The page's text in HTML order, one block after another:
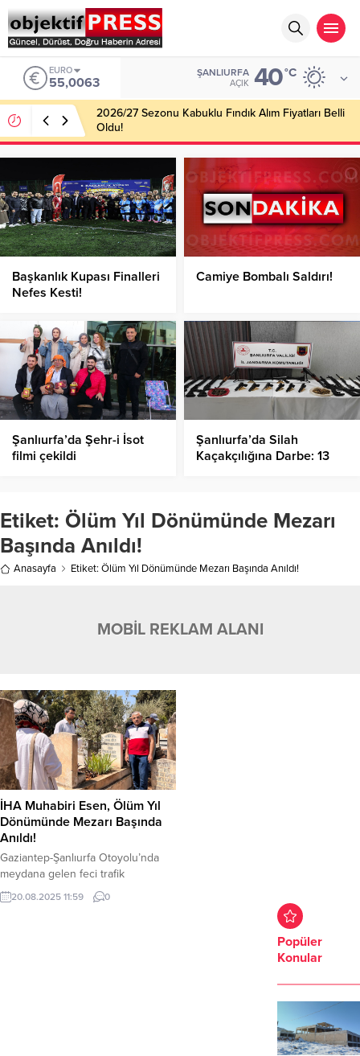
EURO
55,0063
ŞANLIURFA
AÇIK 40°C
2026/27 Sezonu Kabuklu Fındık Alım Fiyatları Belli
Oldu!
Başkanlık Kupası Finalleri
Nefes Kesti!
Camiye Bombalı Saldırı!
Şanlıurfa’da Şehr-i İsot
filmi çekildi
Şanlıurfa’da Silah
Kaçakçılığına Darbe: 13
Etiket: Ölüm Yıl Dönümünde Mezarı
Başında Anıldı!
Anasayfa Etiket: Ölüm Yıl Dönümünde Mezarı Başında Anıldı!
MOBİL REKLAM ALANI
İHA Muhabiri Esen, Ölüm Yıl
Dönümünde Mezarı Başında
Anıldı!
Gaziantep-Şanlıurfa Otoyolu’nda
meydana gelen feci trafik
kazasında hayatını kaybeden İhlas
Haber Ajansı (İHA) muhabiri
20.08.2025 11:59 0
Popüler
Konular